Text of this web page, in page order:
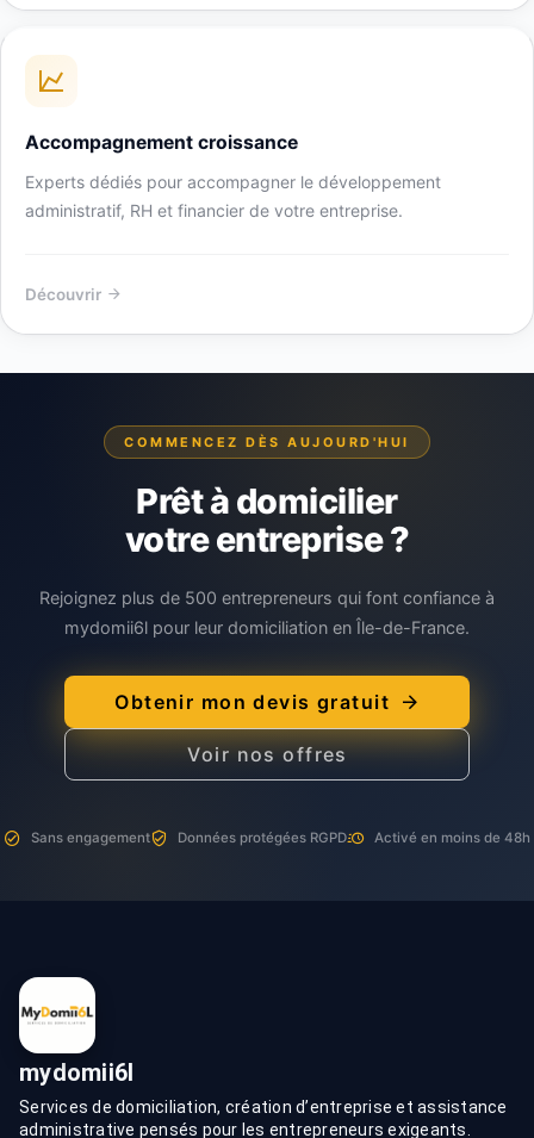
Accompagnement croissance
Experts dédiés pour accompagner le développement
administratif, RH et financier de votre entreprise.
Découvrir
COMMENCEZ DÈS AUJOURD'HUI
Prêt à domicilier
votre entreprise ?
Rejoignez plus de 500 entrepreneurs qui font confiance à
mydomii6l pour leur domiciliation en Île-de-France.
Obtenir mon devis gratuit
Voir nos offres
Sans engagement Données protégées RGPD Activé en moins de 48h
mydomii6l
Services de domiciliation, création d’entreprise et assistance
administrative pensés pour les entrepreneurs exigeants.